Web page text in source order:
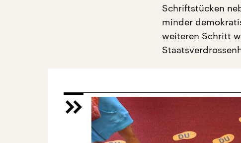
Schriftstücken
minder
weiteren Schritt